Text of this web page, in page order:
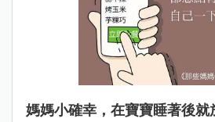
媽媽小確幸，在寶寶睡著後就